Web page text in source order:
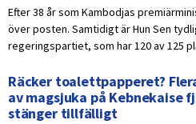
Efter 38 år som Kambodjas
över posten. Samtidigt är Hun Sen
regeringspartiet, som har 120 av 125
Räcker toalettpapperet?
av magsjuka på Kebnekaise
stänger tillfälligt